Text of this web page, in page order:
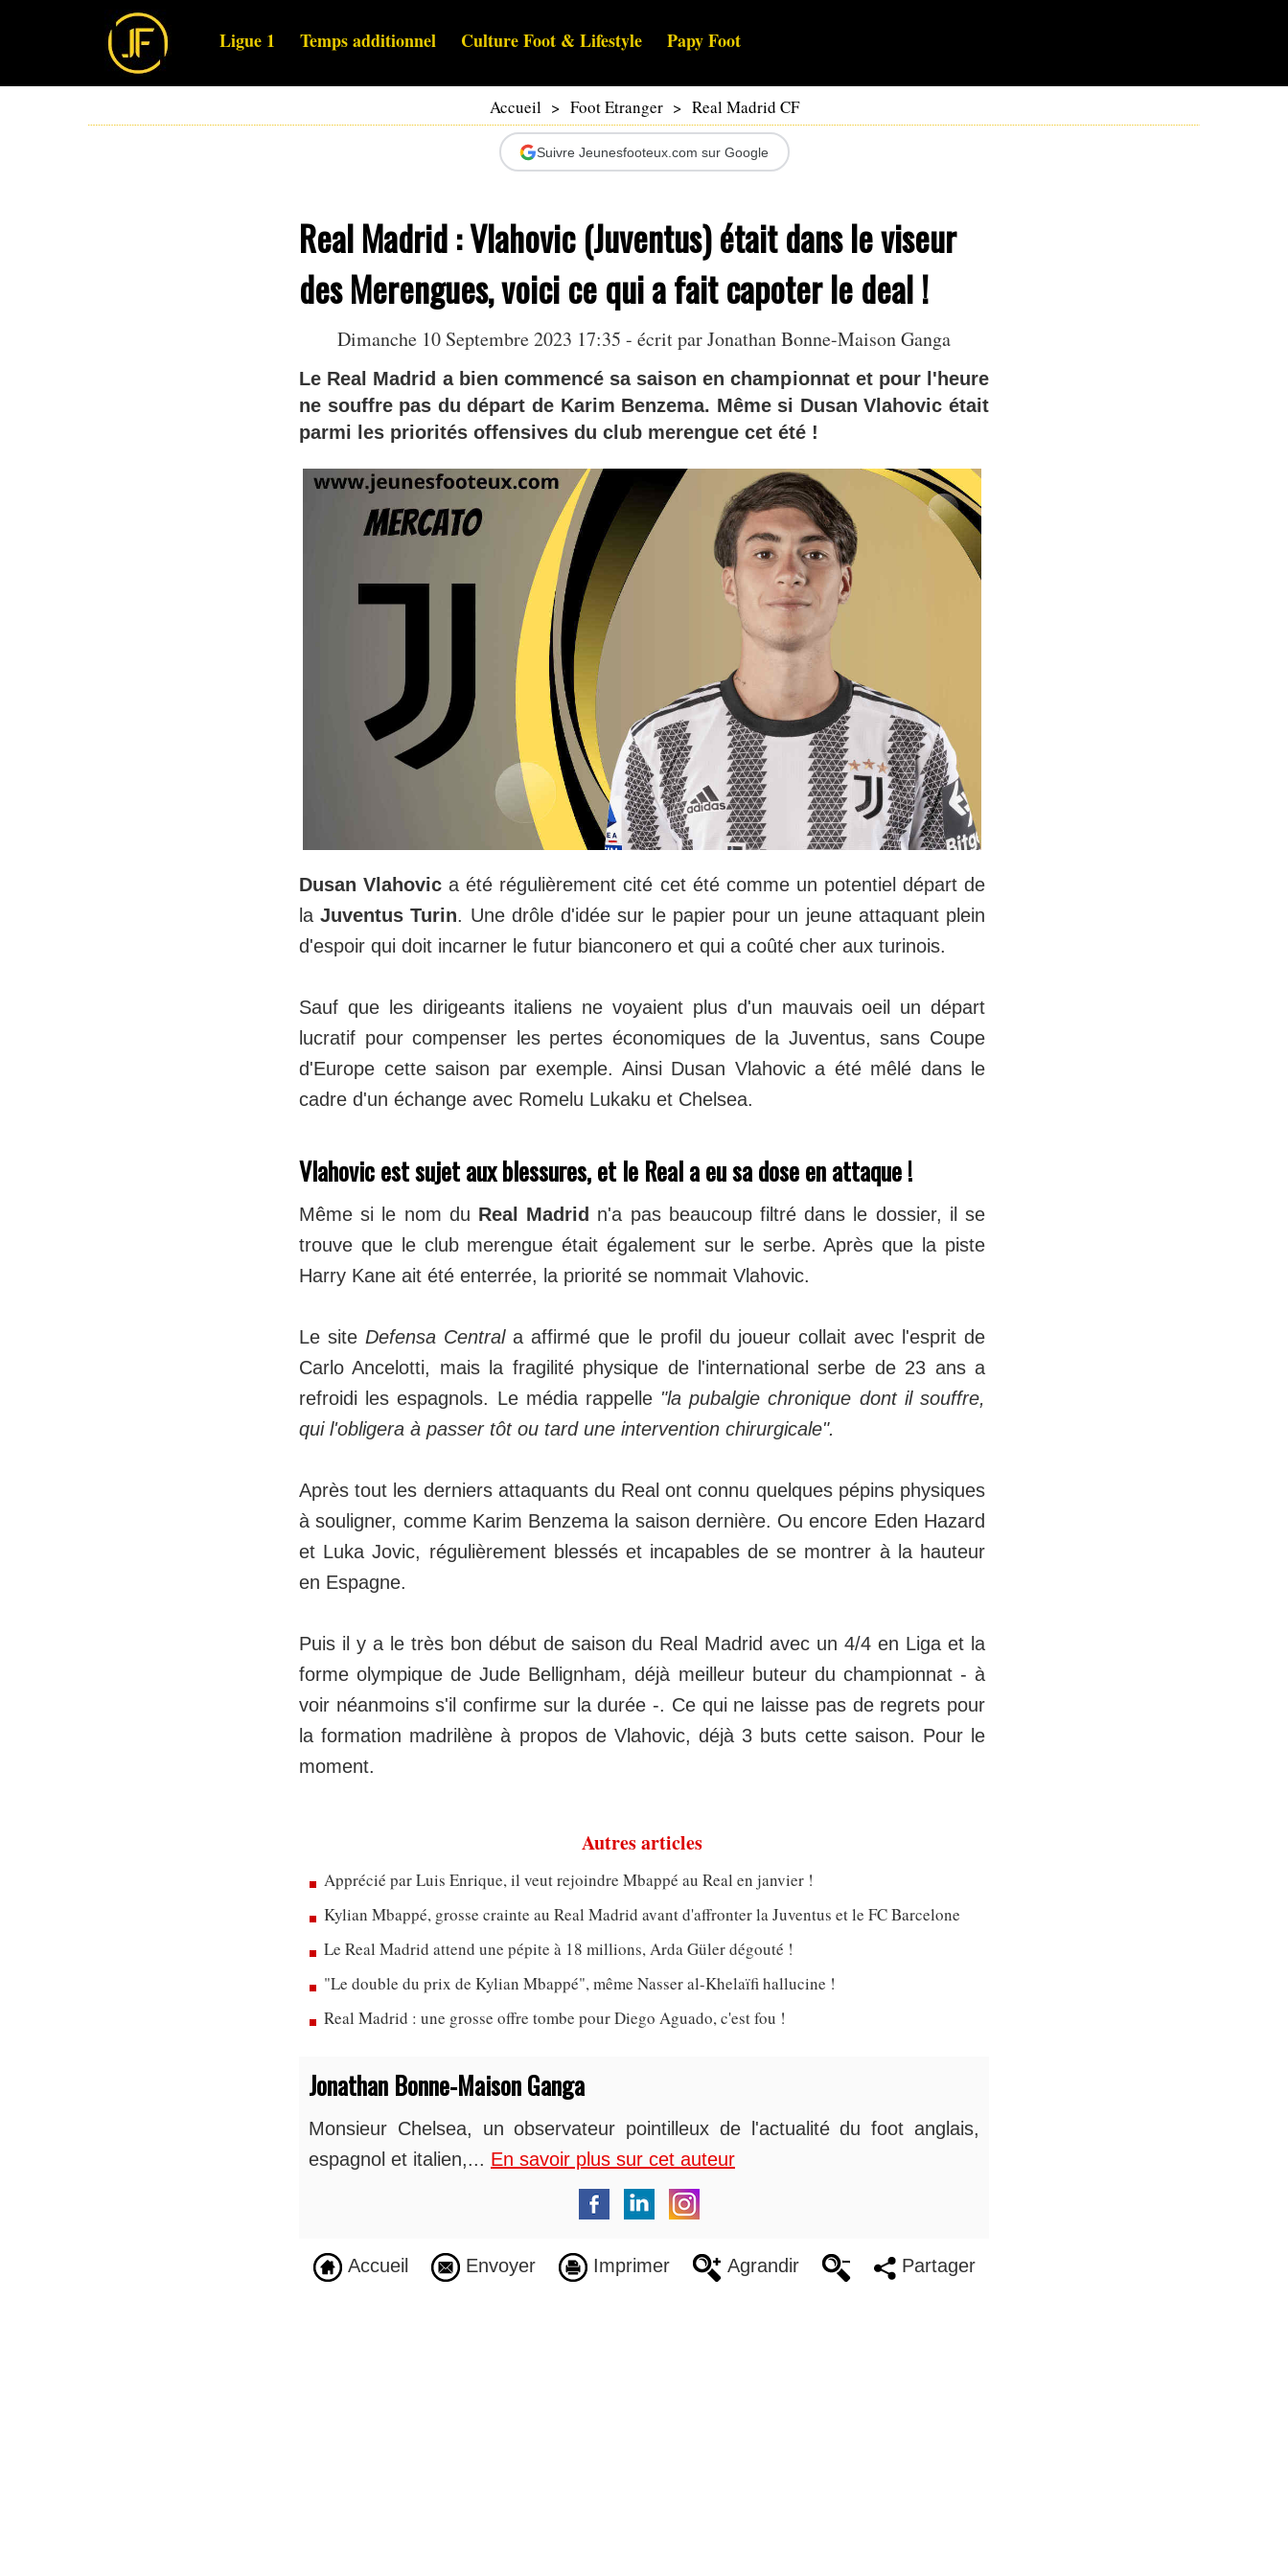
Ligue 1 Temps additionnel Culture Foot & Lifestyle Papy Foot
Accueil > Foot Etranger > Real Madrid CF
Suivre Jeunesfooteux.com sur Google
Real Madrid : Vlahovic (Juventus) était dans le viseur
des Merengues, voici ce qui a fait capoter le deal !
Dimanche 10 Septembre 2023 17:35 - écrit parJonathan Bonne-Maison Ganga
Le Real Madrid a bien commencé sa saison en championnat et pour l'heure
ne souffre pas du départ de Karim Benzema. Même si Dusan Vlahovic était
parmi les priorités offensives du club merengue cet été !
Dusan Vlahovic a été régulièrement cité cet été comme un potentiel départ de
laJuventus Turin. Une drôle d'idée sur le papier pour un jeune attaquant plein
d'espoir qui doit incarner le futur bianconero et qui a coûté cher aux turinois.
Sauf que les dirigeants italiens ne voyaient plus d'un mauvais oeil un départ
lucratif pour compenser les pertes économiques de la Juventus, sans Coupe
d'Europe cette saison par exemple. Ainsi Dusan Vlahovic a été mêlé dans le
cadre d'un échange avec Romelu Lukaku et Chelsea.
Vlahovic est sujet aux blessures, et le Real a eu sa dose en attaque !
Même si le nom du Real Madrid n'a pas beaucoup filtré dans le dossier, il se
trouve que le club merengue était également sur le serbe. Après que la piste
Harry Kane ait été enterrée, la priorité se nommait Vlahovic.
Le site Defensa Centrala affirmé que le profil du joueur collait avec l'esprit de
Carlo Ancelotti, mais la fragilité physique de l'international serbe de 23 ans a
refroidi les espagnols. Le média rappelle"la pubalgie chronique dont il souffre,
qui l'obligera à passer tôt ou tard une intervention chirurgicale".
Après tout les derniers attaquants du Real ont connu quelques pépins physiques
à souligner, comme Karim Benzema la saison dernière. Ou encore Eden Hazard
et Luka Jovic, régulièrement blessés et incapables de se montrer à la hauteur
en Espagne.
Puis il y a le très bon début de saison du Real Madrid avec un 4/4 en Liga et la
forme olympique de Jude Bellignham, déjà meilleur buteur du championnat - à
voir néanmoins s'il confirme sur la durée -. Ce qui ne laisse pas de regrets pour
la formation madrilène à propos de Vlahovic, déjà 3 buts cette saison. Pour le
moment.
Autres articles
Apprécié par Luis Enrique, il veut rejoindre Mbappé au Real en janvier !
Kylian Mbappé, grosse crainte au Real Madrid avant d'affronter la Juventus et le FC Barcelone
Le Real Madrid attend une pépite à 18 millions, Arda Güler dégouté !
"Le double du prix de Kylian Mbappé", même Nasser al-Khelaïfi hallucine !
Real Madrid : une grosse offre tombe pour Diego Aguado, c'est fou !
Jonathan Bonne-Maison Ganga
Monsieur Chelsea, un observateur pointilleux de l'actualité du foot anglais,
espagnol et italien,... En savoir plus sur cet auteur
Accueil Envoyer Imprimer Agrandir Partager